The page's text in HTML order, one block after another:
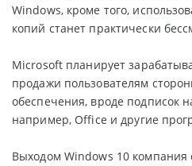
Windows, кроме того,
копий станет практически
Microsoft планирует
продажи пользователям
обеспечения, вроде подписок
например, Office и другие
Выходом Windows 10 компания